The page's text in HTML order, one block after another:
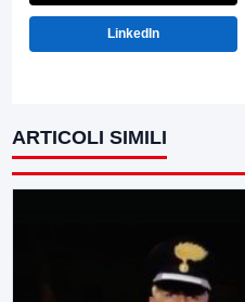
LinkedIn
ARTICOLI SIMILI